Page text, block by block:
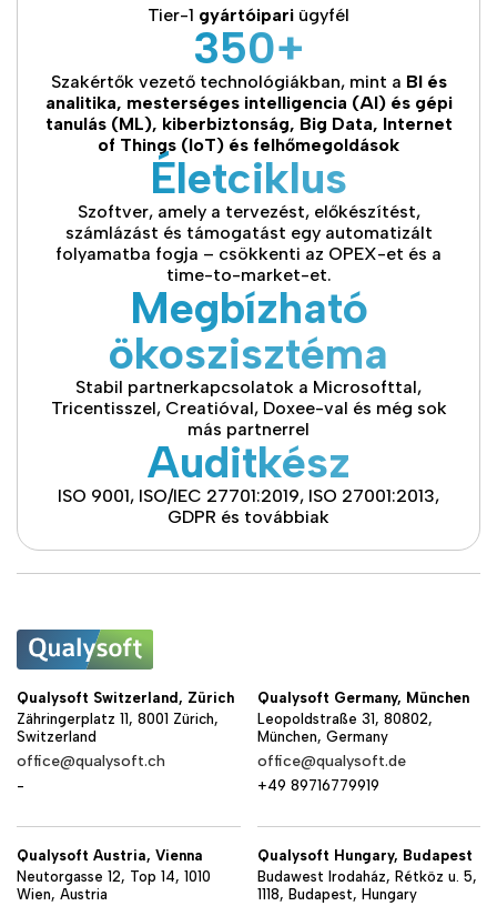
Tier-1 gyártóipari ügyfél
350+
Szakértők vezető technológiákban, mint a BI és
analitika, mesterséges intelligencia (AI) és gépi
tanulás (ML), kiberbiztonság, Big Data, Internet
of Things (IoT) és felhőmegoldások
Életciklus
Szoftver, amely a tervezést, előkészítést,
számlázást és támogatást egy automatizált
folyamatba fogja – csökkenti az OPEX-et és a
time-to-market-et.
Megbízható
ökoszisztéma
Stabil partnerkapcsolatok a Microsofttal,
Tricentisszel, Creatióval, Doxee-val és még sok
más partnerrel
Auditkész
ISO 9001, ISO/IEC 27701:2019, ISO 27001:2013,
GDPR és továbbiak
Qualysoft Switzerland, Zürich
Zähringerplatz 11, 8001 Zürich,
Switzerland
office@qualysoft.ch
-
Qualysoft Germany, München
Leopoldstraße 31, 80802,
München, Germany
office@qualysoft.de
+49 89716779919
Qualysoft Austria, Vienna
Neutorgasse 12, Top 14, 1010
Wien, Austria
Qualysoft Hungary, Budapest
Budawest Irodaház, Rétköz u. 5,
1118, Budapest, Hungary